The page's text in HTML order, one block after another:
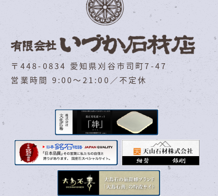
〒448-0834 愛知県刈谷市司町7-47
営業時間 9:00～21:00／不定休